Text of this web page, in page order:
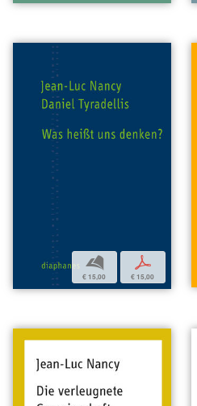
b
€ 15,00
p
€ 15,00